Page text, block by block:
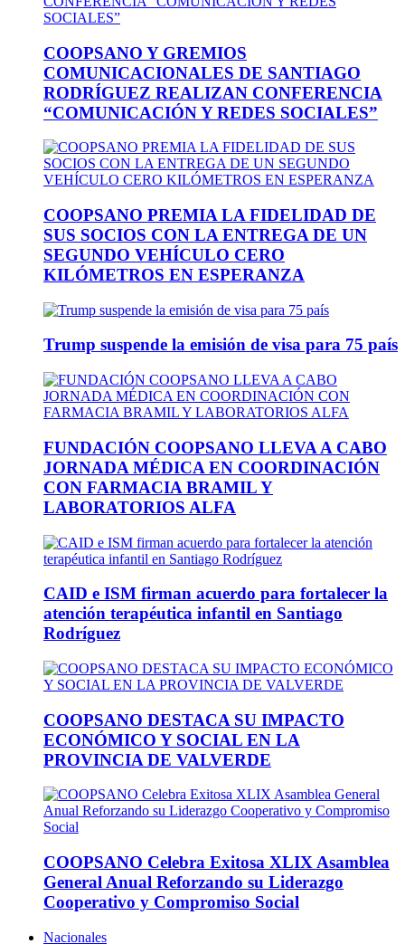
COOPSANO Y GREMIOS
COMUNICACIONALES DE SANTIAGO
RODRÍGUEZ REALIZAN CONFERENCIA
“COMUNICACIÓN Y REDES SOCIALES”
COOPSANO PREMIA LA FIDELIDAD DE
SUS SOCIOS CON LA ENTREGA DE UN
SEGUNDO VEHÍCULO CERO
KILÓMETROS EN ESPERANZA
Trump suspende la emisión de visa para 75 país
FUNDACIÓN COOPSANO LLEVA A CABO
JORNADA MÉDICA EN COORDINACIÓN
CON FARMACIA BRAMIL Y
LABORATORIOS ALFA
CAID e ISM firman acuerdo para fortalecer la
atención terapéutica infantil en Santiago
Rodríguez
COOPSANO DESTACA SU IMPACTO
ECONÓMICO Y SOCIAL EN LA
PROVINCIA DE VALVERDE
COOPSANO Celebra Exitosa XLIX Asamblea
General Anual Reforzando su Liderazgo
Cooperativo y Compromiso Social
Nacionales